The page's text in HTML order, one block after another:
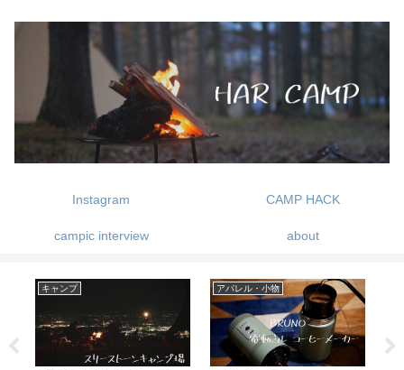
Instagram CAMP HACK
campic interview about
キャンプ アパレル・小物